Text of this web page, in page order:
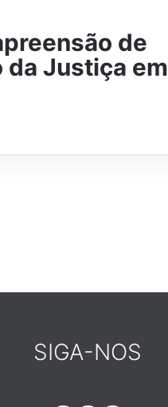
de
Justiça em
SIGA-NOS